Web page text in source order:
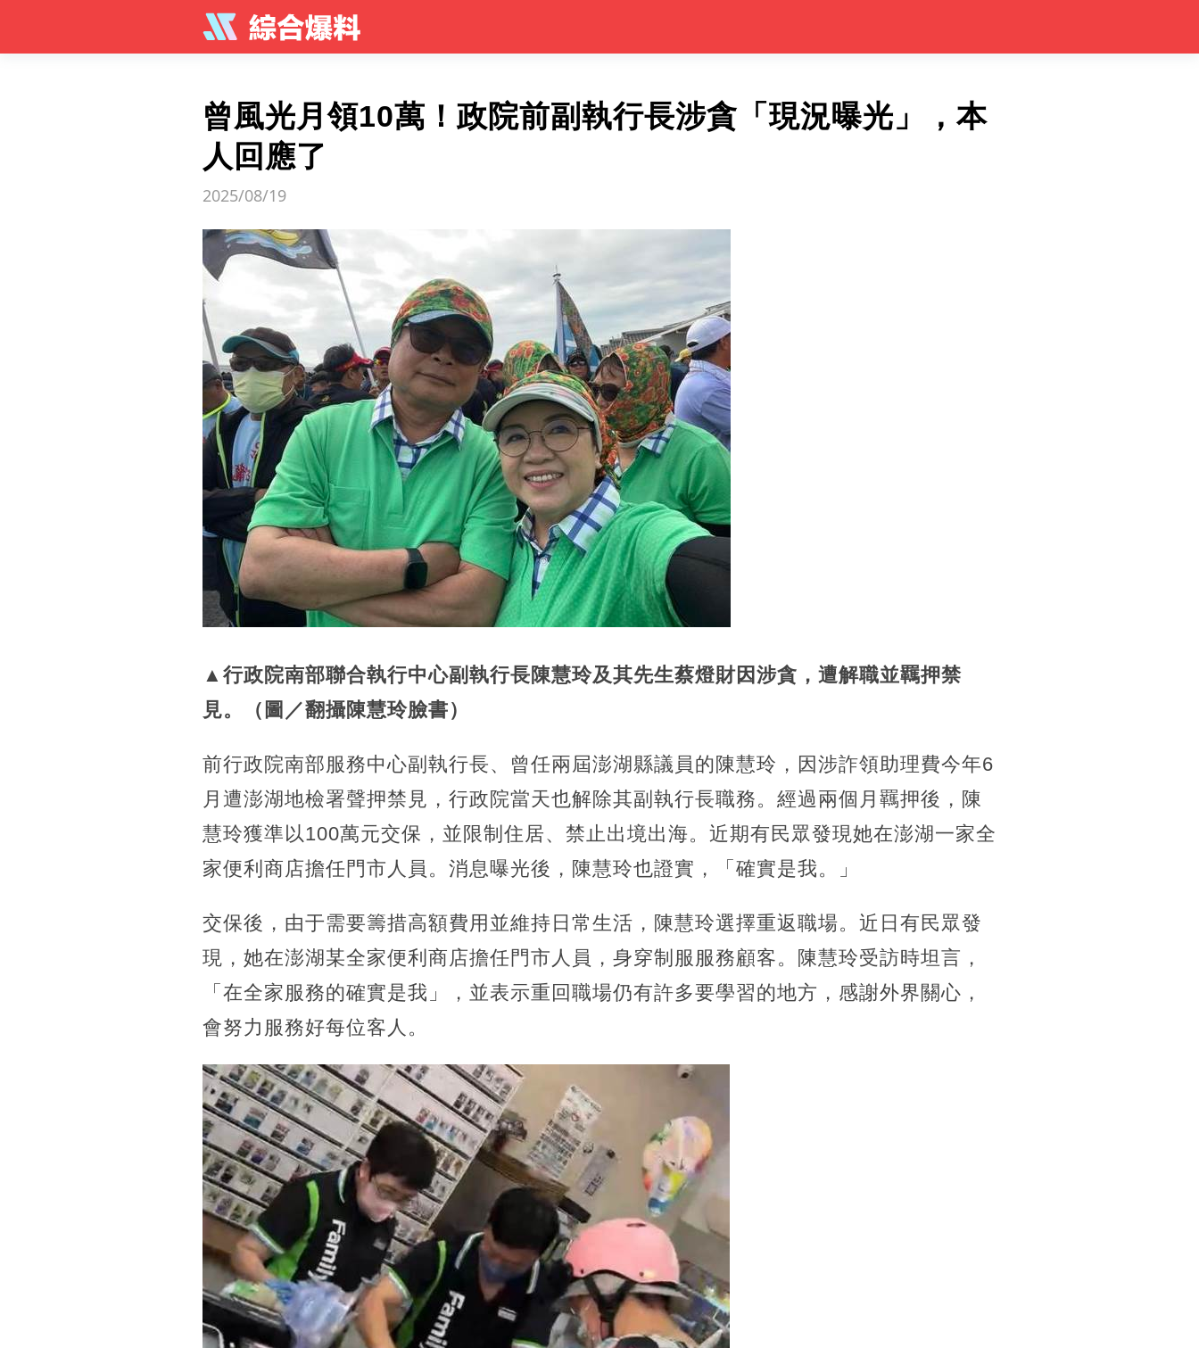
曾風光月領10萬！政院前副執行長涉貪「現況曝光」，本
人回應了
2025/08/19
▲行政院南部聯合執行中心副執行長陳慧玲及其先生蔡燈財因涉貪，遭解職並羈押禁
見。（圖／翻攝陳慧玲臉書）
前行政院南部服務中心副執行長、曾任兩屆澎湖縣議員的陳慧玲，因涉詐領助理費今年6
月遭澎湖地檢署聲押禁見，行政院當天也解除其副執行長職務。經過兩個月羈押後，陳
慧玲獲準以100萬元交保，並限制住居、禁止出境出海。近期有民眾發現她在澎湖一家全
家便利商店擔任門市人員。消息曝光後，陳慧玲也證實，「確實是我。」
交保後，由于需要籌措高額費用並維持日常生活，陳慧玲選擇重返職場。近日有民眾發
現，她在澎湖某全家便利商店擔任門市人員，身穿制服服務顧客。陳慧玲受訪時坦言，
「在全家服務的確實是我」，並表示重回職場仍有許多要學習的地方，感謝外界關心，
會努力服務好每位客人。